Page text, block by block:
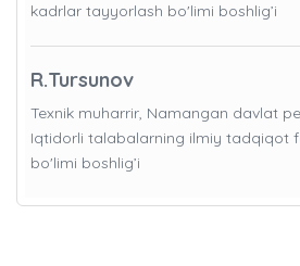
kadrlar tayyorlash bo'limi boshlig’i
R.Tursunov
Texnik muharrir, Namangan davlat
Iqtidorli talabalarning ilmiy tadqiqot
bo'limi boshlig’i